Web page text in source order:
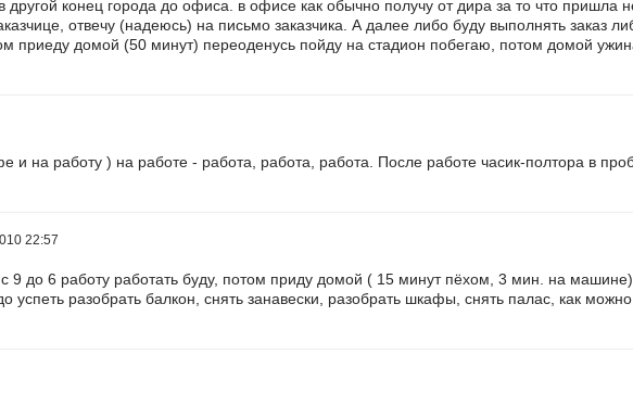
другой конец города до офиса. в офисе как обычно получу от дира за то что пришла
отвечу (надеюсь) на письмо заказчика. А далее либо буду выполнять заказ
приеду домой (50 минут) переоденусь пойду на стадион побегаю, потом домой
и на работу ) на работе - работа, работа, работа. После работе часик-полтора в
22:57
с 9 до 6 работу работать буду, потом приду домой ( 15 минут пёхом, 3 мин. на
успеть разобрать балкон, снять занавески, разобрать шкафы, снять палас, как